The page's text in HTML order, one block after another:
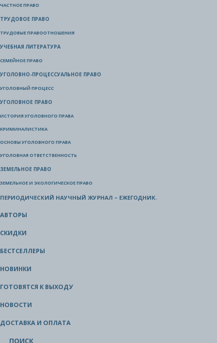
ЧАСТНОЕ ПРАВО
ТРУДОВОЕ ПРАВО
ТРУДОВЫЕ ПРАВООТНОШЕНИЯ
УЧЕБНАЯ ЛИТЕРАТУРА
СЕМЕЙНОЕ ПРАВО
УГОЛОВНО-ПРОЦЕССУАЛЬНОЕ ПРАВО
УГОЛОВНЫЙ ПРОЦЕСС
УГОЛОВНОЕ ПРАВО
ИСТОРИЯ УГОЛОВНОГО ПРАВА
КРИМИНАЛИСТИКА
ОСНОВЫ УГОЛОВНОГО ПРАВА
УГОЛОВНАЯ ОТВЕТСТВЕННОСТЬ
ЗЕМЕЛЬНОЕ ПРАВО
ЗЕМЕЛЬНОЕ И ЭКОЛОГИЧЕСКОЕ ПРАВО
ПЕРИОДИЧЕСКИЙ НАУЧНЫЙ ЖУРНАЛ – ЕЖЕГОДНИК.
АВТОРЫ
СКИДКИ
БЕСТСЕЛЛЕРЫ
НОВИНКИ
ГОТОВЯТСЯ К ВЫХОДУ
НОВОСТИ
ДОСТАВКА И ОПЛАТА
ПОИСК